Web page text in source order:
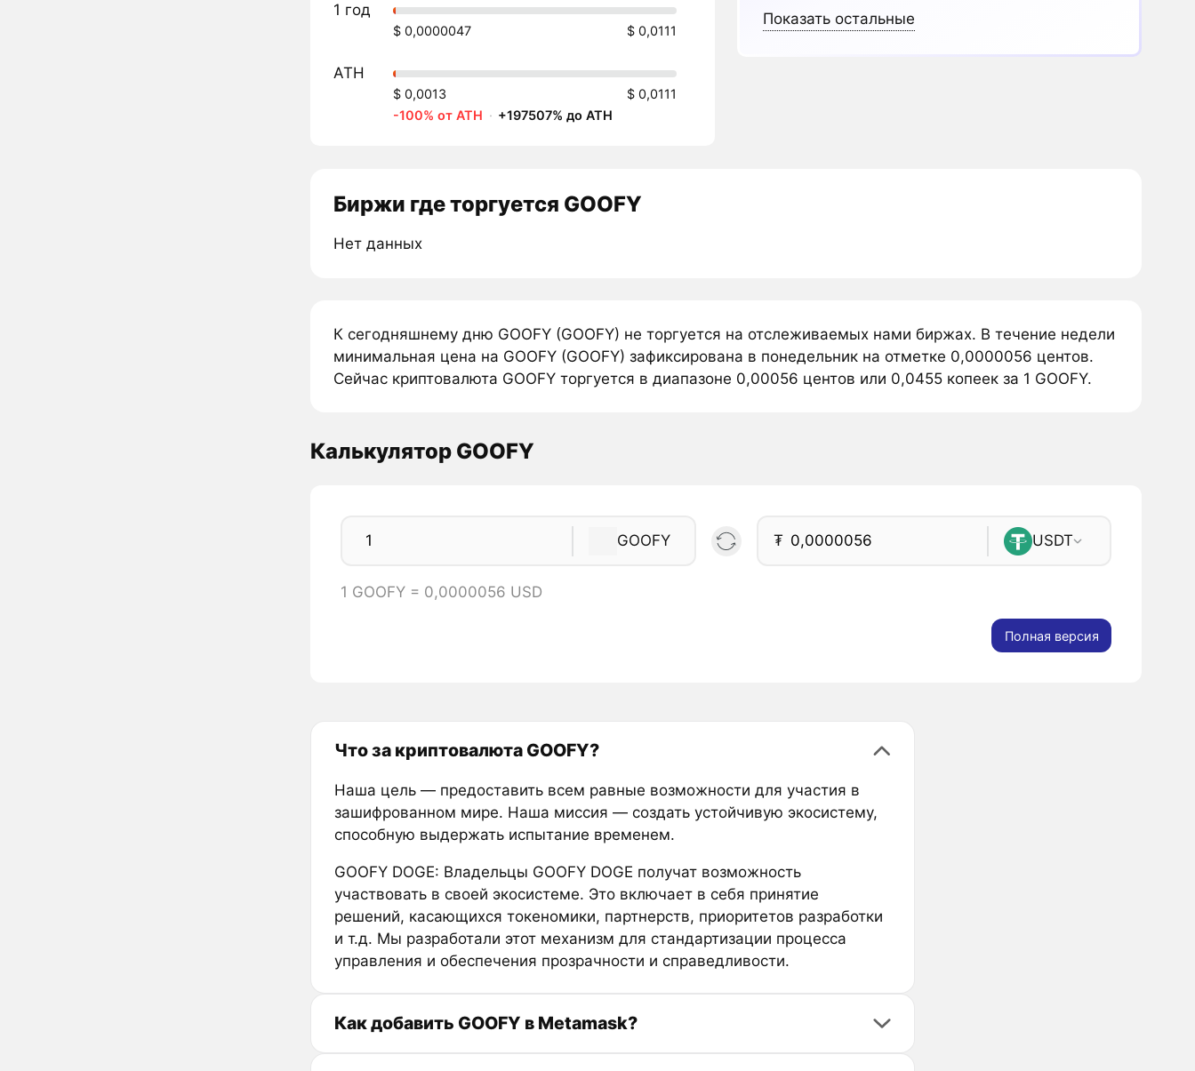
1 год
$ 0,0000047 $ 0,0111
ATH
$ 0,0013
$ 0,0111
-100% от ATH · +197507% до ATH
Показать остальные
Биржи где торгуется GOOFY
Нет данных
К сегодняшнему дню GOOFY (GOOFY) не торгуется на отслеживаемых нами биржах. В течение недели
минимальная цена на GOOFY (GOOFY) зафиксирована в понедельник на отметке 0,0000056 центов.
Сейчас криптовалюта GOOFY торгуется в диапазоне 0,00056 центов или 0,0455 копеек за 1 GOOFY.
Калькулятор GOOFY
GOOFY ₮ USDT
1 GOOFY = 0,0000056 USD
Полная версия
Что за криптовалюта GOOFY?
Наша цель — предоставить всем равные возможности для участия в
зашифрованном мире. Наша миссия — создать устойчивую экосистему,
способную выдержать испытание временем.
GOOFY DOGE: Владельцы GOOFY DOGE получат возможность
участвовать в своей экосистеме. Это включает в себя принятие
решений, касающихся токеномики, партнерств, приоритетов разработки
и т.д. Мы разработали этот механизм для стандартизации процесса
управления и обеспечения прозрачности и справедливости.
Как добавить GOOFY в Metamask?